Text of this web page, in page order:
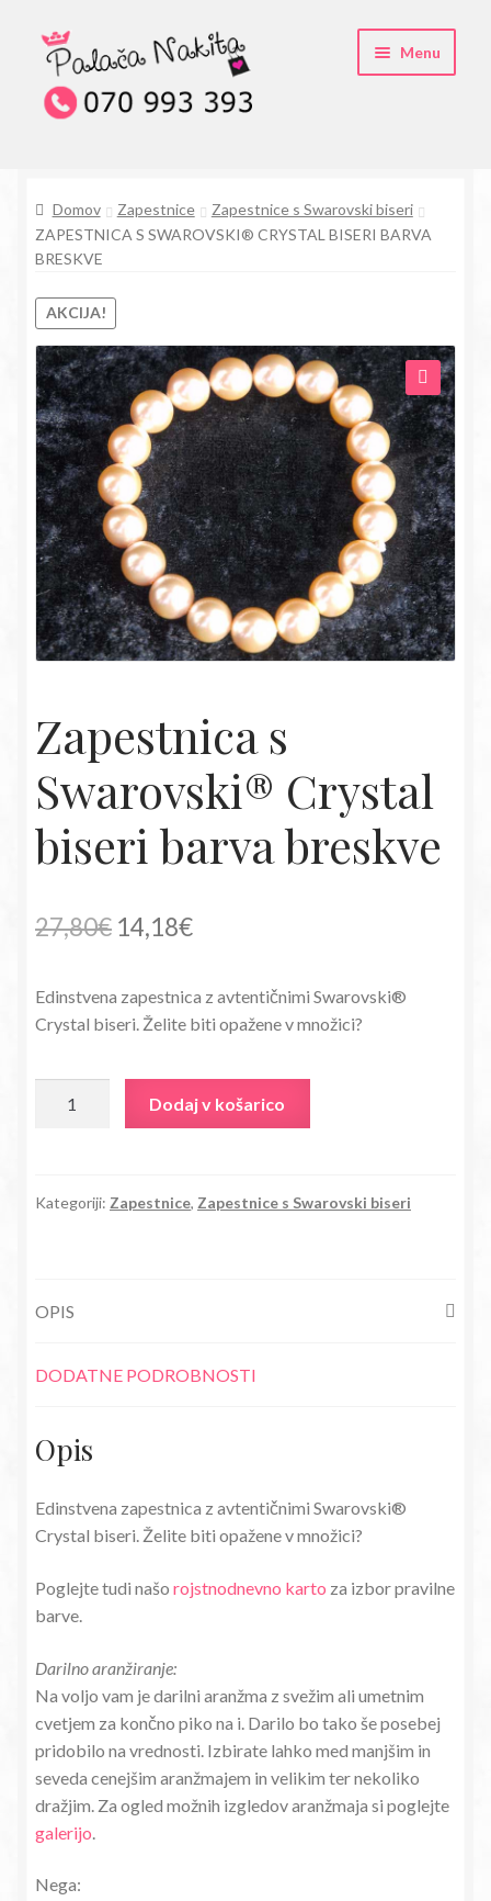
Skip
to
navigation
Skip
to
content
Menu
Pogosta vprašanja
Kontakt
Trgovina
Domov Zapestnice
Zapestnice s Swarovski biseri
ZAPESTNICA S SWAROVSKI® CRYSTAL BISERI BARVA
BRESKVE
AKCIJA!
🔍
Zapestnica s
Swarovski® Crystal
biseri barva breskve
27,80€ Izvirna
je
27,80€.
14,18€Trenutna
je:
14,18€.
Edinstvena zapestnica z avtentičnimi Swarovski®
Crystal biseri. Želite biti opažene v množici?
biseri
Dodaj v košarico
Kategoriji: Zapestnice, Zapestnice s Swarovski biseri
OPIS
DODATNE PODROBNOSTI
Opis
Edinstvena zapestnica z avtentičnimi Swarovski®
Crystal biseri. Želite biti opažene v množici?
Poglejte tudi našo rojstnodnevno karto za izbor pravilne
barve.
Darilno aranžiranje:
Na voljo vam je darilni aranžma z svežim ali umetnim
cvetjem za končno piko na i. Darilo bo tako še posebej
pridobilo na vrednosti. Izbirate lahko med manjšim in
seveda cenejšim aranžmajem in velikim ter nekoliko
dražjim. Za ogled možnih izgledov aranžmaja si poglejte
galerijo
Nega: